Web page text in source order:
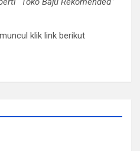
klik link berikut